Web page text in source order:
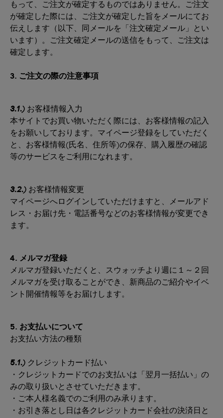
もって、ご注文が確定するものではありません。ご注文
が確定した際には、ご注文が確定した旨をメールにてお
伝えします（以下、同メールを「注文確定メール」とい
います）。ご注文確定メールの送信をもって、ご注文は
確定します。
3. ご注文の際の注意事項
3.1.) お客様情報入力
本サイトでお買い物いただく際には、お客様情報の記入
をお願いしております。マイページ登録をしていただく
と、お客様情報(氏名、住所等)の保存、購入履歴の確認
等のサービスをご利用になれます。
3.2.) お客様情報変更
マイページへログインしていただけますと、メールアド
レス・お届け先・電話番号などのお客様情報が変更でき
ます。
4. メルマガ登録
メルマガ登録いただくと、スウォッチより週に１～２回
メルマガを受け取ることができ、新商品のご紹介やイベ
ント開催情報等をお届けします。
5. お支払いについて
お支払い方法の種類
5.1.) クレジットカード払い
・クレジットカードでのお支払いは「翌月一括払い」の
みの取り扱いとさせていただきます。
・ご本人様名義でのご利用のみ承ります。
・お引き落とし日は各クレジットカード会社の決済日と